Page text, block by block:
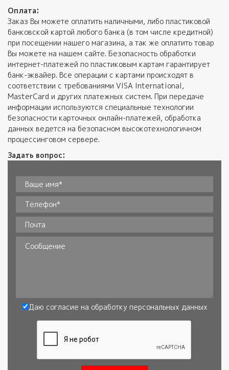
Оплата:
Заказ Вы можете оплатить наличными, либо пластиковой
банковской картой любого банка (в том числе кредитной)
при посещении нашего магазина, а так же оплатить товар
Вы можете на нашем сайте. Безопасность обработки
интернет-платежей по пластиковым картам гарантирует
банк-эквайер. Все операции с картами происходят в
соответствии с требованиями VISA International,
MasterCard и других платежных систем. При передаче
информации используются специальные технологии
безопасности карточных онлайн-платежей, обработка
данных ведется на безопасном высокотехнологичном
процессинговом сервере.
Задать вопрос:
Ваше имя**
Телефон*
Почта
Сообщение
Даю согласие на обработку персональных данных